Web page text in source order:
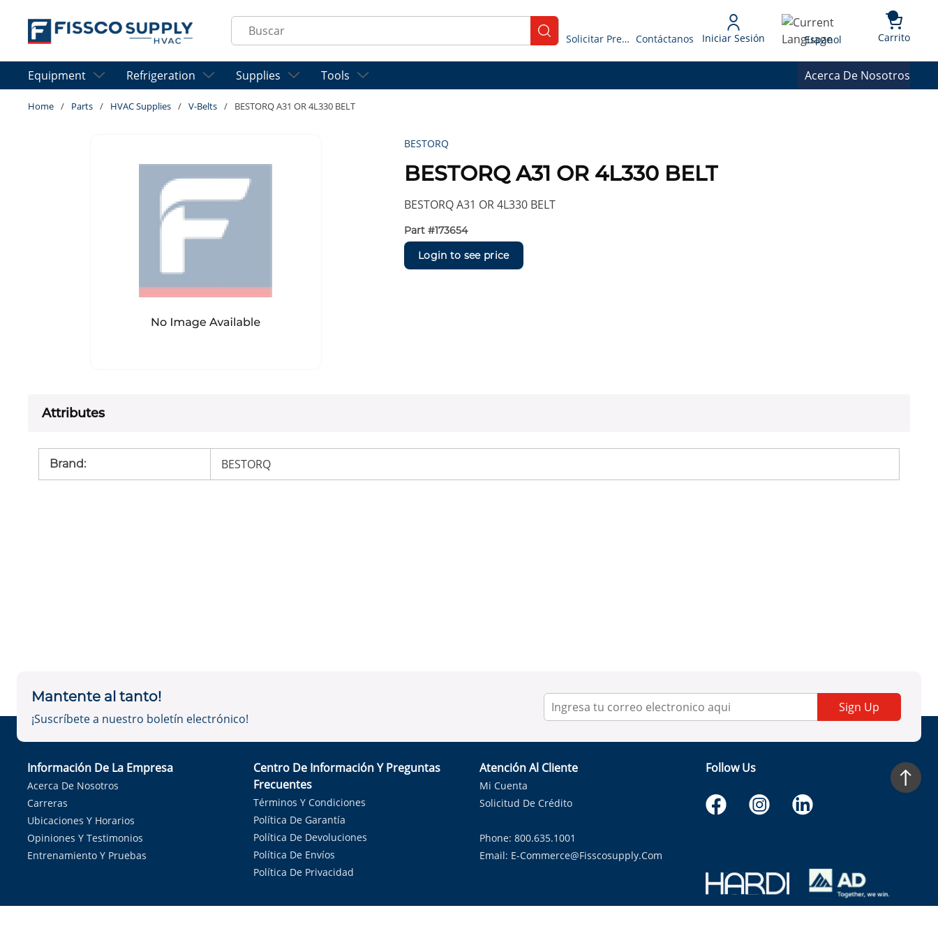
Skip to main content
Site Search
submit search
Solicitar Presupuesto Contáctanos Iniciar Sesión Language
Espanol Carrito{0}
Equipment Refrigeration Supplies Tools Acerca De Nosotros
Home / Parts / HVAC Supplies / V-Belts / BESTORQ A31 OR 4L330 BELT
BESTORQ
BESTORQ A31 OR 4L330 BELT
BESTORQ A31 OR 4L330 BELT
Part #173654
Login to see price
Attributes
Brand: BESTORQ
Mantente al tanto!
¡Suscríbete a nuestro boletín electrónico!
Sign Up
Información De La Empresa
Acerca De Nosotros
Carreras
Ubicaciones Y Horarios
Opiniones Y Testimonios
Entrenamiento Y Pruebas
Centro De Información Y Preguntas
Frecuentes
Términos Y Condiciones
Política De Garantía
Política De Devoluciones
Política De Envíos
Política De Privacidad
Atención Al Cliente
Mi Cuenta
Solicitud De Crédito
Phone: 800.635.1001
Email: E-Commerce@fisscosupply.com
Follow Us